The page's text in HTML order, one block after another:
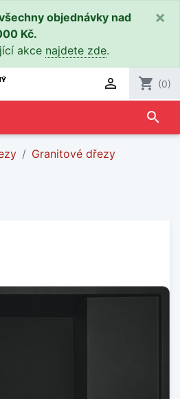
objednávky nad
Kč.
akce najdete zde.
×
 shopping_cart (0)
search
Granitové dřezy